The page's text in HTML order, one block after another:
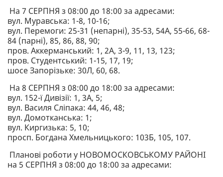
На 7 СЕРПНЯ з 08:00 до 18:00 за адресами:
вул. Муравська: 1-8, 10-16;
вул. Перемоги: 25-31 (непарні), 35-53, 54А, 55-66, 68-
84 (парні), 85, 86, 88, 90;
пров. Аккерманський: 1, 2А, 3-9, 11, 13, 123;
пров. Студентський: 1-15, 17, 19;
шосе Запорізьке: 30Л, 60, 68.
На 8 СЕРПНЯ з 08:00 до 18:00 за адресами:
вул. 152-ї Дивізії: 1, 3А, 5;
вул. Василя Сліпака: 44, 46, 48;
вул. Домотканська: 1;
вул. Киргизька: 5, 10;
просп. Богдана Хмельницького: 103Б, 105, 107.
Планові роботи у НОВОМОСКОВСЬКОМУ РАЙОНІ
на 5 СЕРПНЯ з 08:00 до 18:00 за адресами: